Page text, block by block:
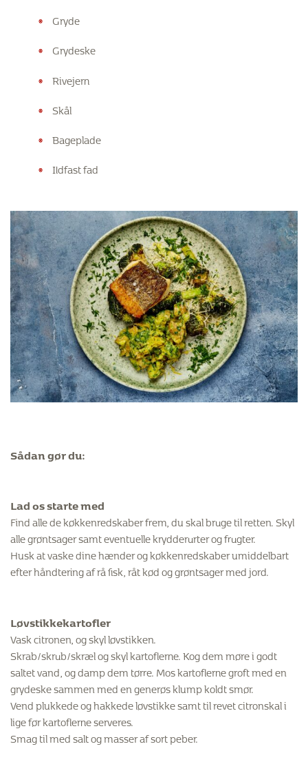
Gryde
Grydeske
Rivejern
Skål
Bageplade
Ildfast fad
Sådan gør du:
Lad os starte med
Find alle de køkkenredskaber frem, du skal bruge til retten. Skyl
alle grøntsager samt eventuelle krydderurter og frugter.
Husk at vaske dine hænder og køkkenredskaber umiddelbart
efter håndtering af rå fisk, råt kød og grøntsager med jord.
Løvstikkekartofler
Vask citronen, og skyl løvstikken.
Skrab/skrub/skræl og skyl kartoflerne. Kog dem møre i godt
saltet vand, og damp dem tørre. Mos kartoflerne groft med en
grydeske sammen med en generøs klump koldt smør.
Vend plukkede og hakkede løvstikke samt til revet citronskal i
lige før kartoflerne serveres.
Smag til med salt og masser af sort peber.